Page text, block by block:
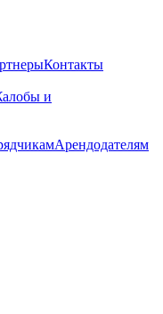
Контакты
и
Арендодателям